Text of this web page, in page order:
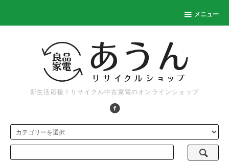
メニュー
新生活応援！リサイクル中古家電のオンラインショップ